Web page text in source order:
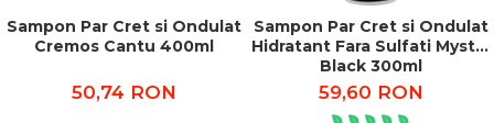
Sampon Par Cret si Ondulat
Cremos Cantu 400ml
50,74 RON
Sampon Par Cret si Ondulat
Hidratant Fara Sulfati Mystic
Black 300ml
59,60 RON